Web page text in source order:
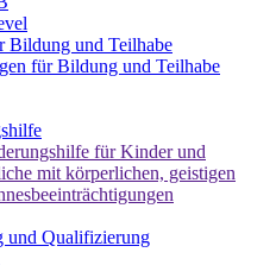
Bildung und Teilhabe
für Bildung und Teilhabe
für Kinder und
mit körperlichen, geistigen
und Qualifizierung